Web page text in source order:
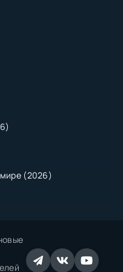
(2026)